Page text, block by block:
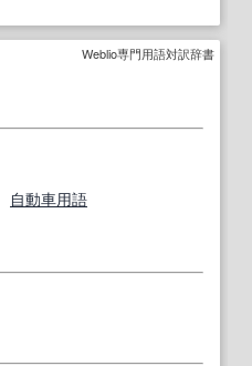
Weblio専門用語対訳辞書
自動車用語